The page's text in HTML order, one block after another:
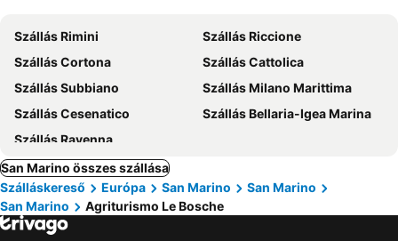
Szállás Rimini
Szállás Riccione
Szállás Cortona
Szállás Cattolica
Szállás Subbiano
Szállás Milano Marittima
Szállás Cesenatico
Szállás Bellaria-Igea Marina
Szállás Ravenna
San Marino összes szállása
Szálláskereső
Európa San Marino
San Marino
San Marino
Agriturismo Le Bosche